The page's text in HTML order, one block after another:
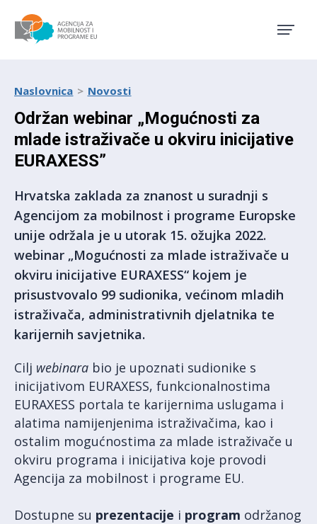
Naslovnica Novosti
Održan webinar „Mogućnosti za
mlade istraživače u okviru inicijative
EURAXESS”
Hrvatska zaklada za znanost u suradnji s
Agencijom za mobilnost i programe Europske
unije održala je u utorak 15. ožujka 2022.
webinar „Mogućnosti za mlade istraživače u
okviru inicijative EURAXESS“ kojem je
prisustvovalo 99 sudionika, većinom mladih
istraživača, administrativnih djelatnika te
karijernih savjetnika.
Cilj webinara bio je upoznati sudionike s
inicijativom EURAXESS, funkcionalnostima
EURAXESS portala te karijernima uslugama i
alatima namijenjenima istraživačima, kao i
ostalim mogućnostima za mlade istraživače u
okviru programa i inicijativa koje provodi
Agencija za mobilnost i programe EU.
Dostupne su prezentacije i program održanog